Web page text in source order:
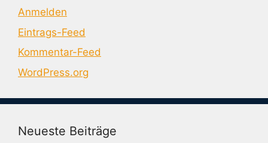
Anmelden
Eintrags-Feed
Kommentar-Feed
WordPress.org
Neueste Beiträge